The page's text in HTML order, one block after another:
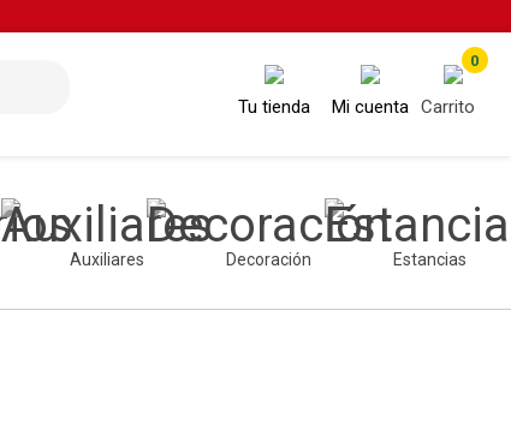
Tu tienda Mi cuenta
0
Carrito
Auxiliares Decoración Estancias